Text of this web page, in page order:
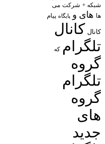
شبکه + شرکت می
ها های و پایگاه پیام
کانال کانال
تلگرام که
گروه
تلگرام
گروه
های
جدید